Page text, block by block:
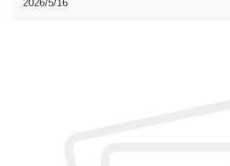
2026/5/16